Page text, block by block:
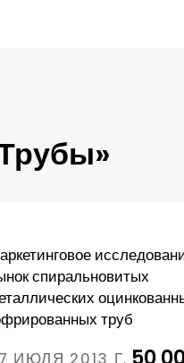
спиральновитых
труб
ИЮЛЯ 2013 Г.